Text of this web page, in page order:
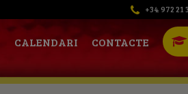
+34 972 21
CALENDARI CONTACTE